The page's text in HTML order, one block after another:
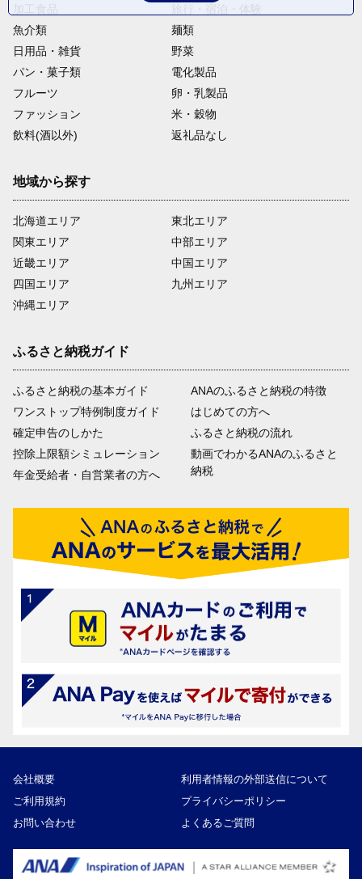
魚介類
麺類
日用品・雑貨
野菜
パン・菓子類
電化製品
フルーツ
卵・乳製品
ファッション
米・穀物
飲料(酒以外)
返礼品なし
地域から探す
北海道エリア
関東エリア
近畿エリア
四国エリア
沖縄エリア
東北エリア
中部エリア
中国エリア
九州エリア
ふるさと納税ガイド
ふるさと納税の基本ガイド
ワンストップ特例制度ガイド
確定申告のしかた
控除上限額シミュレーション
年金受給者・自営業者の方へ
ANAのふるさと納税の特徴
はじめての方へ
ふるさと納税の流れ
動画でわかるANAのふるさと
納税
会社概要
利用者情報の外部送信について
ご利用規約
プライバシーポリシー
お問い合わせ
よくあるご質問